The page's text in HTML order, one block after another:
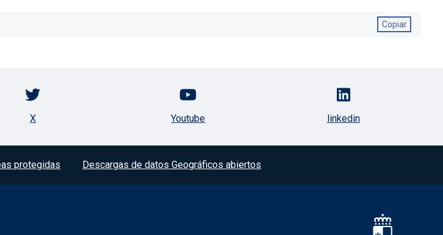
Copiar
X Youtube linkedin
protegidas Descargas de datos Geográficos abiertos